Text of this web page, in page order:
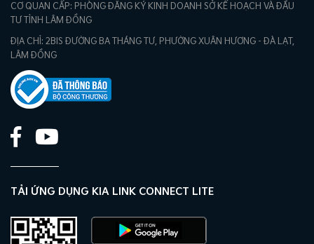
CƠ QUAN CẤP: PHÒNG ĐĂNG KÝ KINH DOANH SỞ KẾ HOẠCH VÀ ĐẦU
TƯ TỈNH LÂM ĐỒNG
ĐỊA CHỈ: 2BIS ĐƯỜNG BA THÁNG TƯ, PHƯỜNG XUÂN HƯƠNG - ĐÀ LẠT,
LÂM ĐỒNG
TẢI ỨNG DỤNG KIA LINK CONNECT LITE